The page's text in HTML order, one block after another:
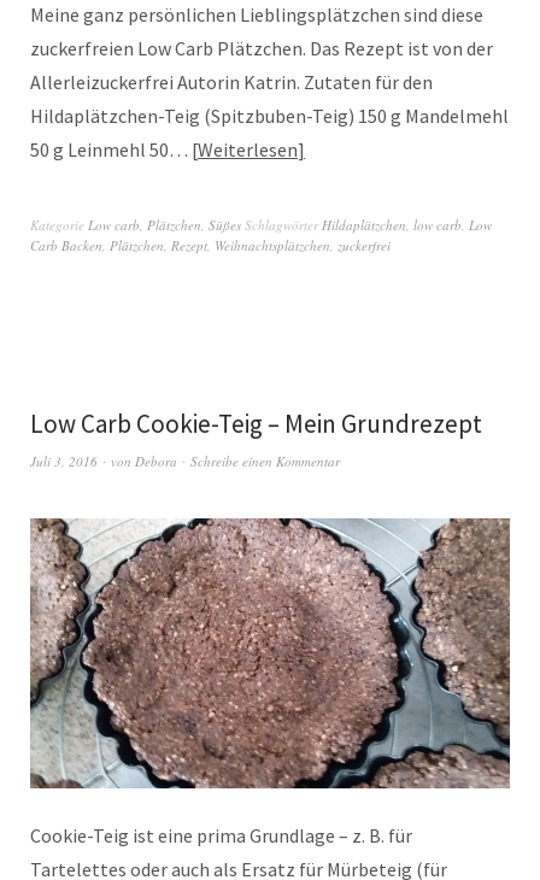
Meine ganz persönlichen Lieblingsplätzchen sind diese
zuckerfreien Low Carb Plätzchen. Das Rezept ist von der
Allerleizuckerfrei Autorin Katrin. Zutaten für den
Hildaplätzchen-Teig (Spitzbuben-Teig) 150 g Mandelmehl
50 g Leinmehl 50… Weiterlesen
Kategorie Low carb Plätzchen Süßes Schlagwörter Hildaplätzchen low carb Low
Carb Backen Plätzchen Rezept Weihnachtsplätzchen zuckerfrei
Low Carb Cookie-Teig – Mein Grundrezept
Juli 3, 2016 von Debora Schreibe einen Kommentar
Cookie-Teig ist eine prima Grundlage – z. B. für
Tartelettes oder auch als Ersatz für Mürbeteig (für